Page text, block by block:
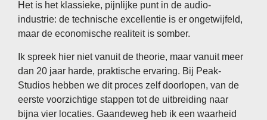
Het is het klassieke, pijnlijke punt in de audio-
industrie: de technische excellentie is er ongetwijfeld,
maar de economische realiteit is somber.
Ik spreek hier niet vanuit de theorie, maar vanuit meer
dan 20 jaar harde, praktische ervaring. Bij Peak-
Studios hebben we dit proces zelf doorlopen, van de
eerste voorzichtige stappen tot de uitbreiding naar
bijna vier locaties. Gaandeweg heb ik een waarheid